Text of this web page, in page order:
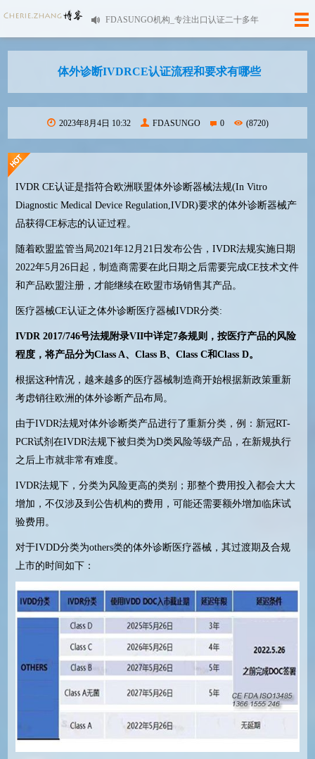
FDASUNGO机构_专注出口认证二十多年
体外诊断IVDRCE认证流程和要求有哪些
2023年8月4日 10:32 FDASUNGO 0 (8720)
IVDR CE认证是指符合欧洲联盟体外诊断器械法规(In Vitro
Diagnostic Medical Device Regulation,IVDR)要求的体外诊断器械产
品获得CE标志的认证过程。
随着欧盟监管当局2021年12月21日发布公告，IVDR法规实施日期
2022年5月26日起，制造商需要在此日期之后需要完成CE技术文件
和产品欧盟注册，才能继续在欧盟市场销售其产品。
医疗器械CE认证之体外诊断医疗器械IVDR分类:
IVDR 2017/746号法规附录VII中详定7条规则，按医疗产品的风险
程度，将产品分为Class A、 Class B、 Class C和Class D。
根据这种情况，越来越多的医疗器械制造商开始根据新政策重新
考虑销往欧洲的体外诊断产品布局。
由于IVDR法规对体外诊断类产品进行了重新分类，例：新冠RT-
PCR试剂在IVDR法规下被归类为D类风险等级产品，在新规执行
之后上市就非常有难度。
IVDR法规下，分类为风险更高的类别；那整个费用投入都会大大
增加，不仅涉及到公告机构的费用，可能还需要额外增加临床试
验费用。
对于IVDD分类为others类的体外诊断医疗器械，其过渡期及合规
上市的时间如下：